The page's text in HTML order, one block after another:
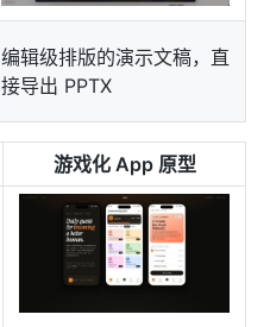
编辑级排版的演示文稿，直
接导出 PPTX
游戏化 App 原型